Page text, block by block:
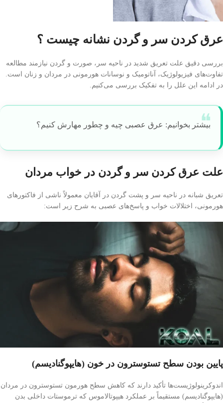
عرق كردن سر و گردن نشانه چيست ؟
بررسی دقیق علت تعریق شدید در ناحیه سر، صورت و گردن نیازمند مطالعه
تفاوت‌های فیزیولوژیک، آناتومیک و نوسانات هورمونی در مردان و زنان است.
در ادامه این علل را به تفکیک بررسی می‌کنیم.
بیشتر بخوانیم: عرق عصبی چیه و چطور مهارش کنیم؟
علت عرق كردن سر و گردن در خواب مردان
تعریق شبانه در ناحیه سر و پشت گردن در آقایان معمولاً ناشی از فاکتورهای
هورمونی، اختلالات خواب و پاسخ‌های عصبی به شرح زیر است:
پایین بودن سطح تستوسترون در خون (هایپوگنادیسم)
اندوکرینولوژیست‌ها تأکید دارند که کاهش سطح هورمون تستوسترون در مردان
(هایپوگنادیسم) مستقیماً بر عملکرد هیپوتالاموس که ترموستات داخلی بدن